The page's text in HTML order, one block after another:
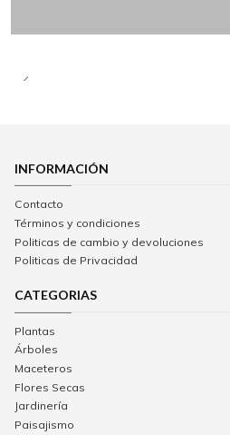
INFORMACIÓN
Contacto
Términos y condiciones
Politicas de cambio y devoluciones
Politicas de Privacidad
CATEGORIAS
Plantas
Árboles
Maceteros
Flores Secas
Jardinería
Paisajismo